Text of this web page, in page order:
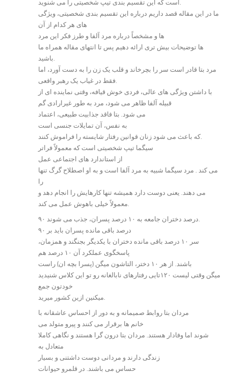
ما در این مقاله قصد داریم درباره این تقسیم بندی شخصیتی، ویژگی
های هر کدام از آن
ها و مشخصاً درباره مرد آلفا و طرز فکر این مرد
ها توضیحات بیش تری ارائه دهیم پس تا انتهای مقاله همراه ما
مرد بتا قادر است سر را بچرخاند و قلب یک زن را به دست آورد، اما
با داشتن ویژگی های عالی، فردی خوش قیافه، وقتی نماینده ای از
قبیله آلفا ظاهر می شود، مرد به طور غیرارادی گم
می شود. بتا فاقد جذابیت طبیعی، اعتماد
به نفس، آن تمایلات جنسی است
سیگما تیپ شخصیتی است که معمولاً فراتر
از استاندارد های اجتماعی عمل
می کند . مرد سیگما شبیه به مرد آلفا است و به او اصطلاح گرگ تنها
را
می دهند. یعنی دوست دارد همیشه تنها کارهایش را انجام دهد و
۹۰ درصد باقی مانده پسران باید بر
سر ۱۰ درصد باقی مانده دختران با یکدیگر بجنگند و همزمان،
پاسخگوی عملکرد آن ۱۰ درصد هم
باشند. از هر ۱۰ دختر، التاشون میگن (پسرا بچه ان) راست
میگن وقتی لیست ۱۲۰تایی رفتارهای نابالغانه رو تو این کلاس شنیدید
خودتون جمع
مردان بتا روابط صمیمانه و به دور از احساس عاشقانه با
خانم ها برقرار می کنند و پیرو متولد می
شوند اما وفادار هستند. مردان بتا درون گرا هستند و نگاهی کاملا
متعادل به
زندگی دارند و مردانی دوست داشتنی و بسیار
حساس می باشند. در قلمرو حیوانات